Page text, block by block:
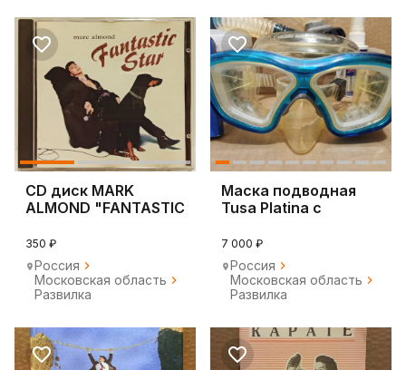
CD диск MARK
ALMOND "FANTASTIC
Стародел
350 ₽
Россия
Московская область
Развилка
Маска подводная
Tusa Platina с
трубка
7 000 ₽
Россия
Московская область
Развилка